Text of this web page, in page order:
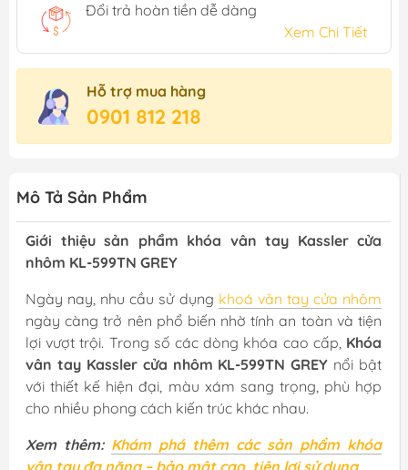
Đổi trả hoàn tiền dễ dàng
Xem Chi Tiết
Hỗ trợ mua hàng
0901 812 218
Mô Tả Sản Phẩm
Giới thiệu sản phẩm khóa vân tay Kassler cửa
nhôm KL-599TN GREY
Ngày nay, nhu cầu sử dụng khoá vân tay cửa nhôm
ngày càng trở nên phổ biến nhờ tính an toàn và tiện
lợi vượt trội. Trong số các dòng khóa cao cấp, Khóa
vân tay Kassler cửa nhôm KL-599TN GREY nổi bật
với thiết kế hiện đại, màu xám sang trọng, phù hợp
cho nhiều phong cách kiến trúc khác nhau.
Xem thêm: Khám phá thêm các sản phẩm khóa